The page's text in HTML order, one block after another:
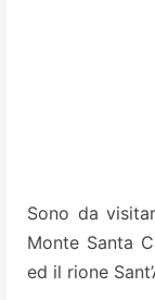
Sono da
Monte Santa
ed il rione